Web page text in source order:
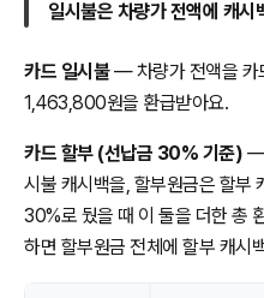
일시불은 차량가 전액에 캐시
카드 일시불— 차량가 전액을 카
1,463,800원을 환급받아요.
카드 할부 (선납금 30% 기준) —
시불 캐시백을, 할부원금은 할부
30%로 뒀을 때 이 둘을 더한 총
하면 할부원금 전체에 할부 캐시